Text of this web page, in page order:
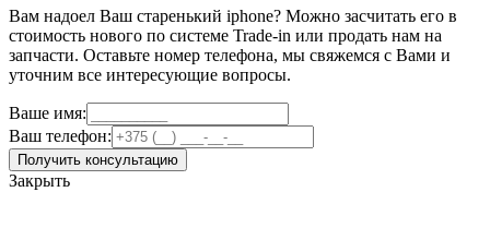
Вам надоел Ваш старенький iphone? Можно засчитать его в
стоимость нового по системе Trade-in или продать нам на
запчасти. Оставьте номер телефона, мы свяжемся с Вами и
уточним все интересующие вопросы.
Ваше имя:
Ваш телефон:
Получить консультацию
Закрыть